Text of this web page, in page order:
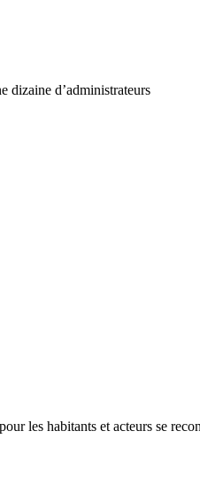
dizaine d’administrateurs
les habitants et acteurs se